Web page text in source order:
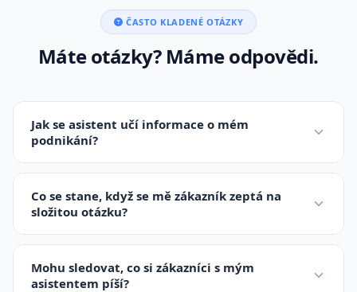
ČASTO KLADENÉ OTÁZKY
Máte otázky? Máme odpovědi.
Jak se asistent učí informace o mém
podnikání?
Asistenta nastavíme podle vašich podkladů — popíšete
nám své služby, produkty a pravidla, a my je
zapracujeme do jeho instrukcí. Může také pracovat
Co se stane, když se mě zákazník zeptá na
složitou otázku?
Pokud asistent nezná odpověď, upřímně to přizná a
nabídne zákazníkovi jiný kontaktní kanál — telefon
nebo e-mail. Nikdy si nevymýšlí.
Mohu sledovat, co si zákazníci s mým
asistentem píší?